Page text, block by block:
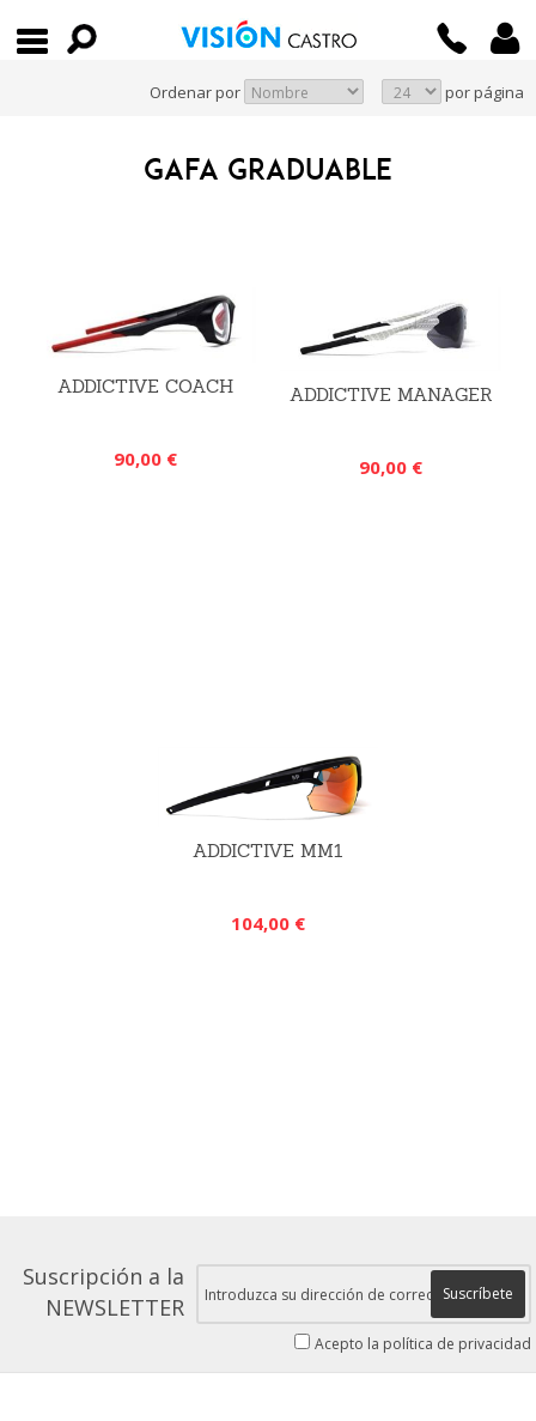
Ordenar por por página
GAFA GRADUABLE
ADDICTIVE COACH
90,00 €
ADDICTIVE MANAGER
90,00 €
ADDICTIVE MM1
104,00 €
Suscripción a la
NEWSLETTER
Suscríbete
Acepto la política de privacidad